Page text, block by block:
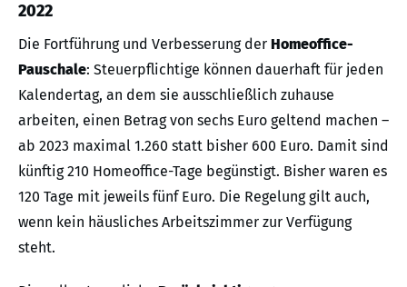
2022
Die Fortführung und Verbesserung der Homeoffice-
Pauschale: Steuerpflichtige können dauerhaft für jeden
Kalendertag, an dem sie ausschließlich zuhause
arbeiten, einen Betrag von sechs Euro geltend machen –
ab 2023 maximal 1.260 statt bisher 600 Euro. Damit sind
künftig 210 Homeoffice-Tage begünstigt. Bisher waren es
120 Tage mit jeweils fünf Euro. Die Regelung gilt auch,
wenn kein häusliches Arbeitszimmer zur Verfügung
steht.